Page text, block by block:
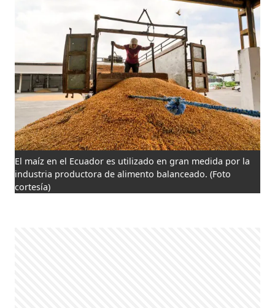
El maíz en el Ecuador es utilizado en gran medida por la
industria productora de alimento balanceado. (Foto
cortesía)